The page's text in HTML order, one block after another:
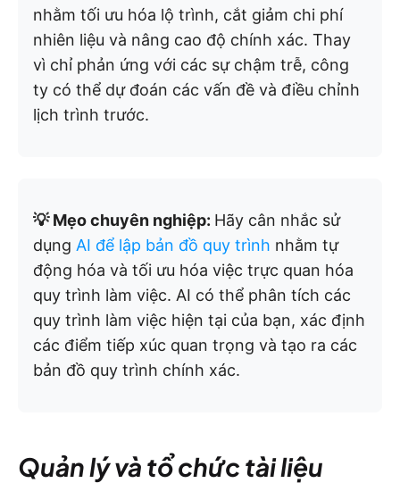
nhằm tối ưu hóa lộ trình, cắt giảm chi phí
nhiên liệu và nâng cao độ chính xác. Thay
vì chỉ phản ứng với các sự chậm trễ, công
ty có thể dự đoán các vấn đề và điều chỉnh
lịch trình trước.
💡 Mẹo chuyên nghiệp: Hãy cân nhắc sử
dụng AI để lập bản đồ quy trình nhằm tự
động hóa và tối ưu hóa việc trực quan hóa
quy trình làm việc. AI có thể phân tích các
quy trình làm việc hiện tại của bạn, xác định
các điểm tiếp xúc quan trọng và tạo ra các
bản đồ quy trình chính xác.
Quản lý và tổ chức tài liệu